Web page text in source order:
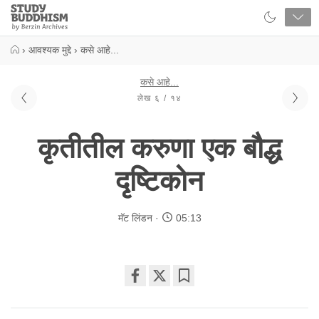
Close
Study
Buddhism
› आवश्यक मुद्दे › कसे आहे...
कसे आहे...
लेख ६ / १४
कृतीतील करुणा एक बौद्ध
दृष्टिकोन
मॅट लिंडन 05:13
on